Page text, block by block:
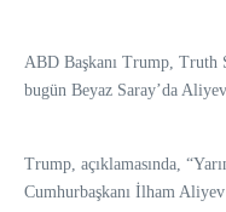
ABD Başkanı Trump, Truth
bugün Beyaz Saray’da
Trump, açıklamasında,
Cumhurbaşkanı İlham